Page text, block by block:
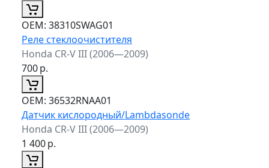
ОЕМ: 38310SWAG01
Реле стеклоочистителя
Honda CR-V III (2006—2009)
700р.
ОЕМ: 36532RNAA01
Датчик кислородный/Lambdasonde
Honda CR-V III (2006—2009)
1 400р.